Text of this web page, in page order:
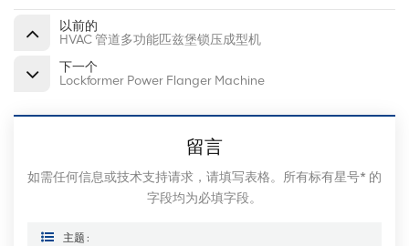
以前的
HVAC 管道多功能匹兹堡锁压成型机
下一个
Lockformer Power Flanger Machine
留言
如需任何信息或技术支持请求，请填写表格。所有标有星号* 的
字段均为必填字段。
主题 :